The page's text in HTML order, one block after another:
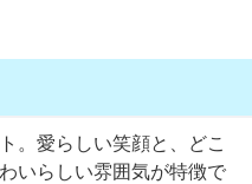
。愛らしい笑顔と、どこ
いらしい雰囲気が特徴で